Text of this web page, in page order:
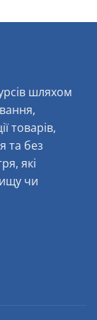
шляхом
товарів,
та без
які
чи